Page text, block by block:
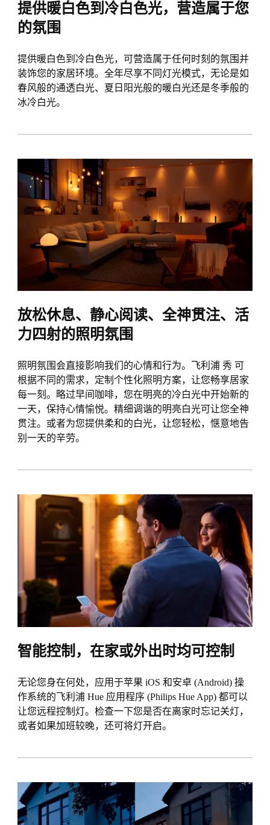
提供暖白色到冷白色光，营造属于您
的氛围
提供暖白色到冷白色光，可营造属于任何时刻的氛围并
装饰您的家居环境。全年尽享不同灯光模式，无论是如
春风般的通透白光、夏日阳光般的暖白光还是冬季般的
冰冷白光。
放松休息、静心阅读、全神贯注、活
力四射的照明氛围
照明氛围会直接影响我们的心情和行为。飞利浦 秀 可
根据不同的需求，定制个性化照明方案，让您畅享居家
每一刻。略过早间咖啡，您在明亮的冷白光中开始新的
一天，保持心情愉悦。精细调谐的明亮白光可让您全神
贯注。或者为您提供柔和的白光，让您轻松，惬意地告
别一天的辛劳。
智能控制，在家或外出时均可控制
无论您身在何处，应用于苹果 iOS 和安卓 (Android) 操
作系统的飞利浦 Hue 应用程序 (Philips Hue App) 都可以
让您远程控制灯。检查一下您是否在离家时忘记关灯，
或者如果加班较晚，还可将灯开启。